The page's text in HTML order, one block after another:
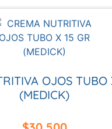
OJOS TUBO
(MEDICK)